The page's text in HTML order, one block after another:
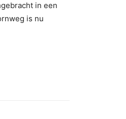
in een
is nu